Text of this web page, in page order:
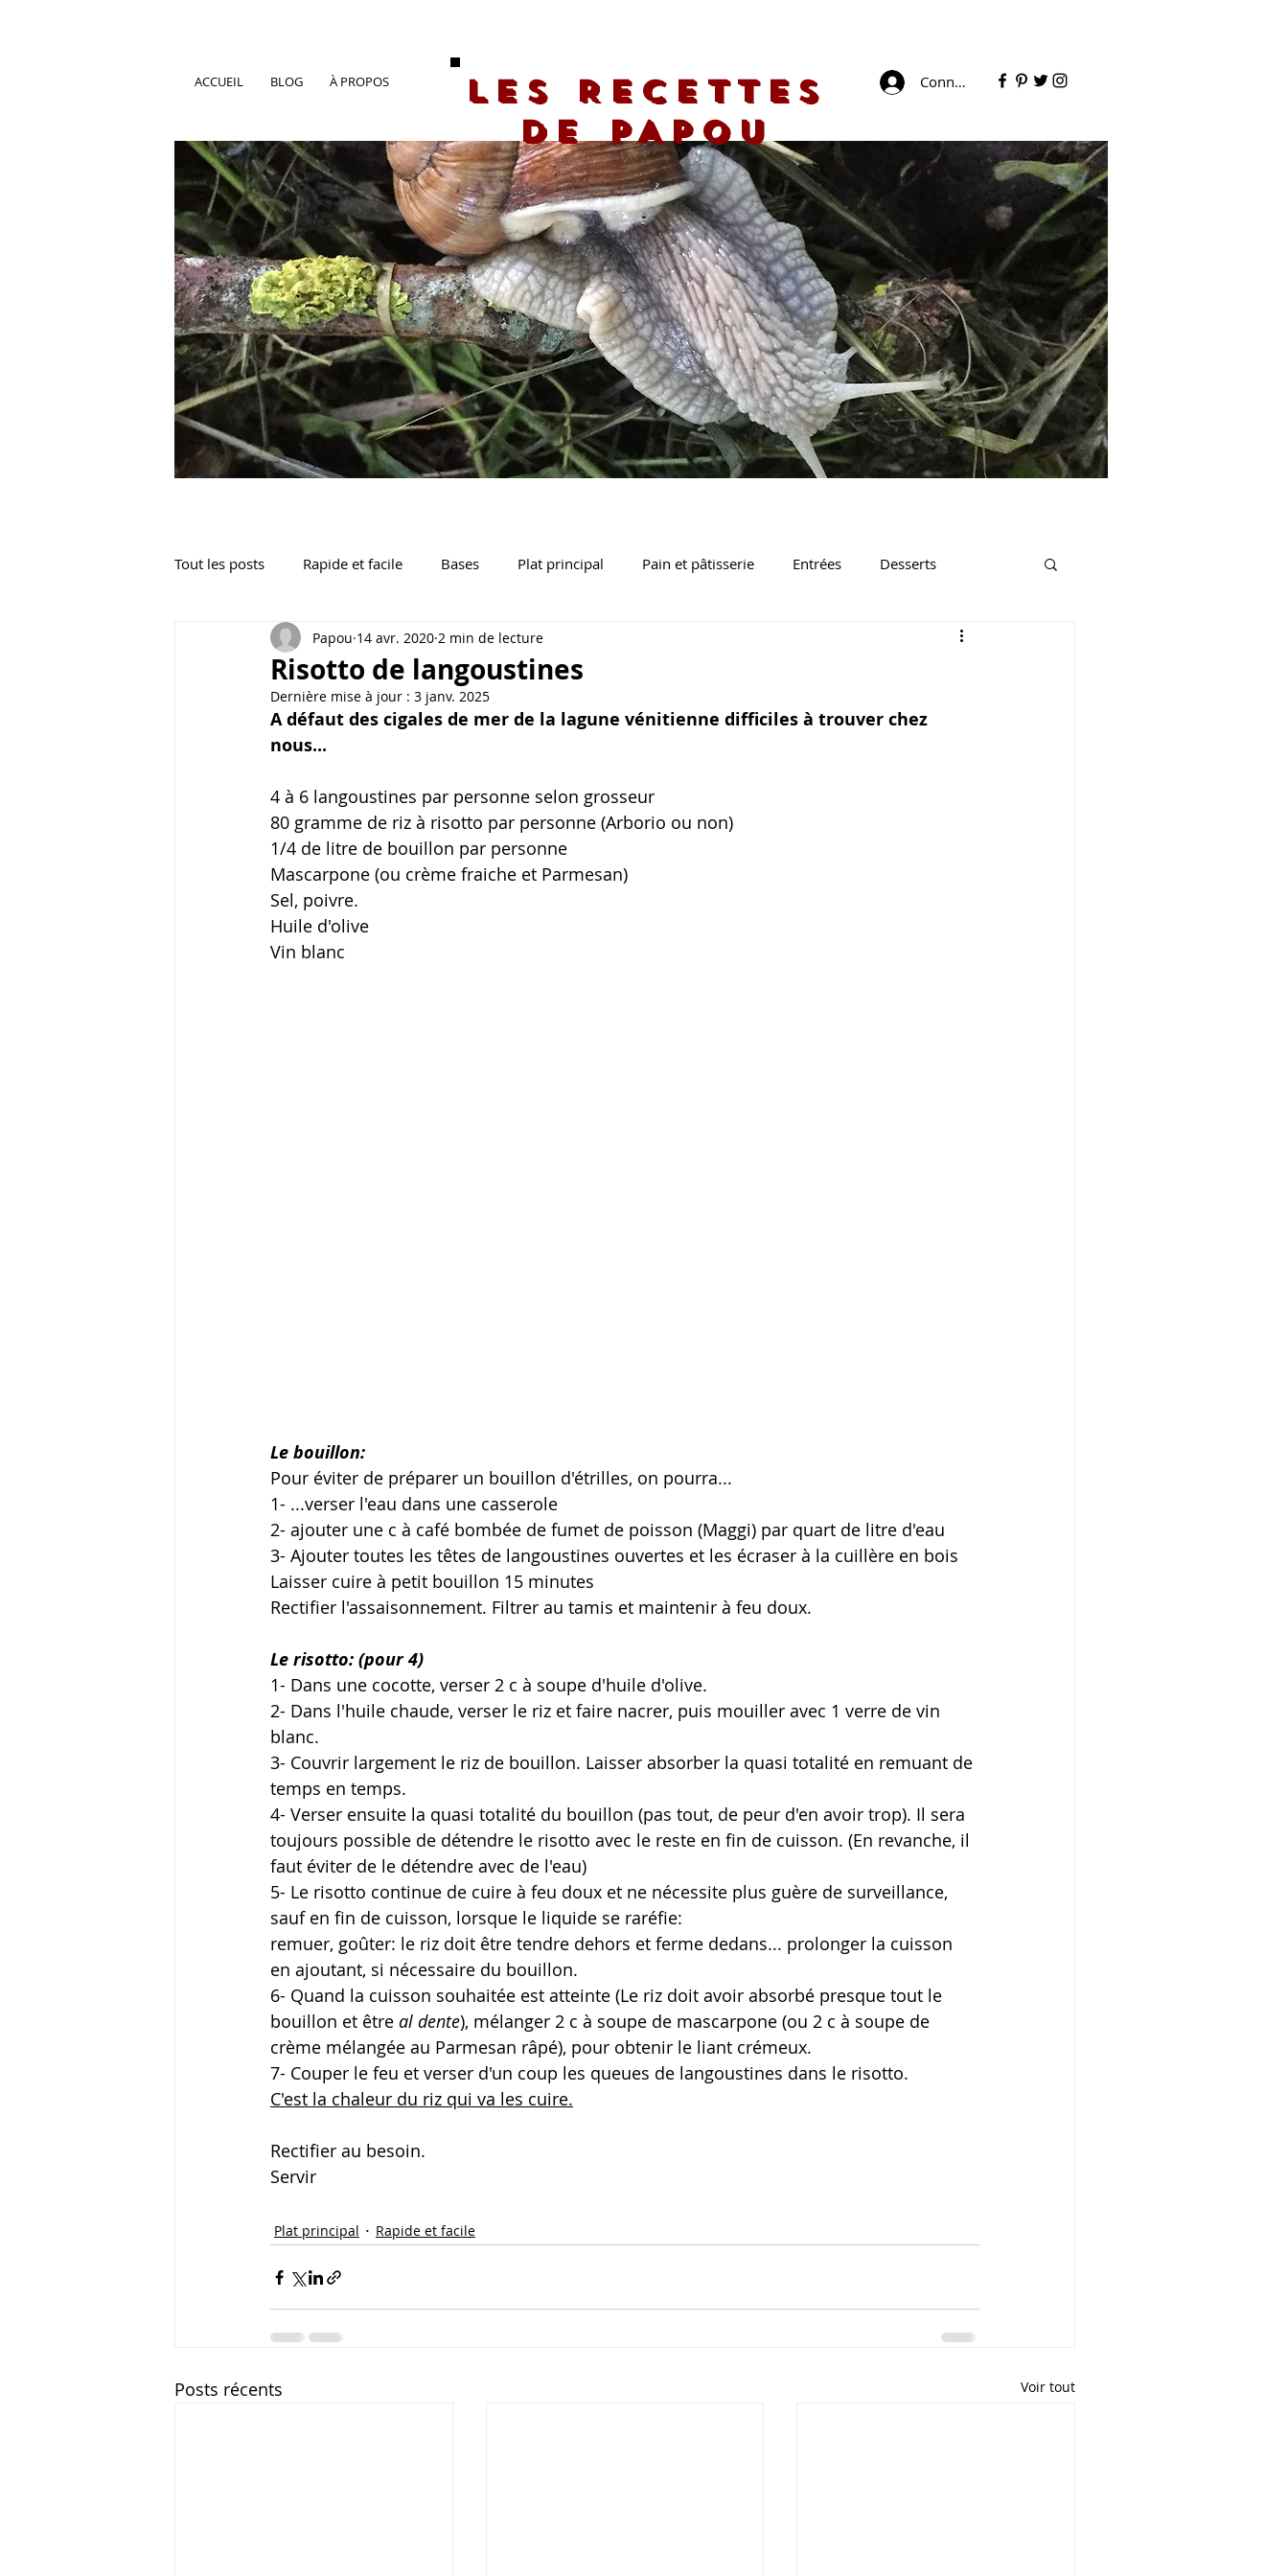
LES RECETTES
DE PAPOU
ACCUEIL BLOG À PROPOS Connexion
Tout les posts Rapide et facile Bases Plat principal Pain et pâtisserie Entrées Desserts
Apéritif / Mise en bouche Légume / Accompagnement
Risotto de langoustines
Papou 14 avr. 2020 2 min de lecture
Dernière mise à jour : 3 janv. 2025
A défaut des cigales de mer de la lagune vénitienne difficiles à trouver chez
nous...
4 à 6 langoustines par personne selon grosseur
80 gramme de riz à risotto par personne (Arborio ou non)
1/4 de litre de bouillon par personne
Mascarpone (ou crème fraiche et Parmesan)
Sel, poivre.
Huile d'olive
Vin blanc
Le bouillon:
Pour éviter de préparer un bouillon d'étrilles, on pourra...
1- ...verser l'eau dans une casserole
2- ajouter une c à café bombée de fumet de poisson (Maggi) par quart de litre d'eau
3- Ajouter toutes les têtes de langoustines ouvertes et les écraser à la cuillère en bois
Laisser cuire à petit bouillon 15 minutes
Rectifier l'assaisonnement. Filtrer au tamis et maintenir à feu doux.
Le risotto: (pour 4)
1- Dans une cocotte, verser 2 c à soupe d'huile d'olive.
2- Dans l'huile chaude, verser le riz et faire nacrer, puis mouiller avec 1 verre de vin
blanc.
3- Couvrir largement le riz de bouillon. Laisser absorber la quasi totalité en remuant de
temps en temps.
4- Verser ensuite la quasi totalité du bouillon (pas tout, de peur d'en avoir trop). Il sera
toujours possible de détendre le risotto avec le reste en fin de cuisson. (En revanche, il
faut éviter de le détendre avec de l'eau)
5- Le risotto continue de cuire à feu doux et ne nécessite plus guère de surveillance,
sauf en fin de cuisson, lorsque le liquide se raréfie:
remuer, goûter: le riz doit être tendre dehors et ferme dedans... prolonger la cuisson
en ajoutant, si nécessaire du bouillon.
6- Quand la cuisson souhaitée est atteinte (Le riz doit avoir absorbé presque tout le
bouillon et être al dente), mélanger 2 c à soupe de mascarpone (ou 2 c à soupe de
crème mélangée au Parmesan râpé), pour obtenir le liant crémeux.
7- Couper le feu et verser d'un coup les queues de langoustines dans le risotto.
C'est la chaleur du riz qui va les cuire.
Rectifier au besoin.
Servir
Plat principal Rapide et facile
Posts récents Voir tout